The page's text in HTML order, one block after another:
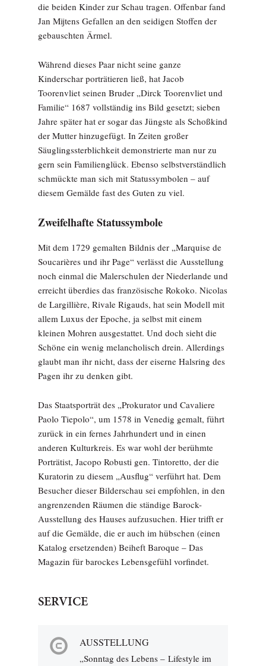
die beiden Kinder zur Schau tragen. Offenbar fand
Jan Mijtens Gefallen an den seidigen Stoffen der
gebauschten Ärmel.
Während dieses Paar nicht seine ganze
Kinderschar porträtieren ließ, hat Jacob
Toorenvliet seinen Bruder „Dirck Toorenvliet und
Familie“ 1687 vollständig ins Bild gesetzt; sieben
Jahre später hat er sogar das Jüngste als Schoßkind
der Mutter hinzugefügt. In Zeiten großer
Säuglingssterblichkeit demonstrierte man nur zu
gern sein Familienglück. Ebenso selbstverständlich
schmückte man sich mit Statussymbolen – auf
diesem Gemälde fast des Guten zu viel.
Zweifelhafte Statussymbole
Mit dem 1729 gemalten Bildnis der „Marquise de
Soucarières und ihr Page“ verlässt die Ausstellung
noch einmal die Malerschulen der Niederlande und
erreicht überdies das französische Rokoko. Nicolas
de Largillière, Rivale Rigauds, hat sein Modell mit
allem Luxus der Epoche, ja selbst mit einem
kleinen Mohren ausgestattet. Und doch sieht die
Schöne ein wenig melancholisch drein. Allerdings
glaubt man ihr nicht, dass der eiserne Halsring des
Pagen ihr zu denken gibt.
Das Staatsporträt des „Prokurator und Cavaliere
Paolo Tiepolo“, um 1578 in Venedig gemalt, führt
zurück in ein fernes Jahrhundert und in einen
anderen Kulturkreis. Es war wohl der berühmte
Porträtist, Jacopo Robusti gen. Tintoretto, der die
Kuratorin zu diesem „Ausflug“ verführt hat. Dem
Besucher dieser Bilderschau sei empfohlen, in den
angrenzenden Räumen die ständige Barock-
Ausstellung des Hauses aufzusuchen. Hier trifft er
auf die Gemälde, die er auch im hübschen (einen
Katalog ersetzenden) Beiheft Baroque – Das
Magazin für barockes Lebensgefühl vorfindet.
SERVICE
AUSSTELLUNG
„Sonntag des Lebens – Lifestyle im